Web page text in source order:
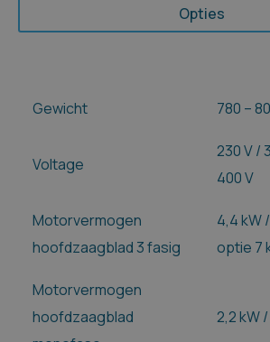
Opties
Gewicht 780 –
Voltage
230 V /
400 V
Motorvermogen
hoofdzaagblad 3 fasig
4,4 kW
optie 7
Motorvermogen
hoofdzaagblad
2,2 kW